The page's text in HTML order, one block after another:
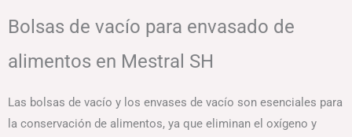
Bolsas de vacío para envasado de
alimentos en Mestral SH
Las bolsas de vacío y los envases de vacío son esenciales para
la conservación de alimentos, ya que eliminan el oxígeno y